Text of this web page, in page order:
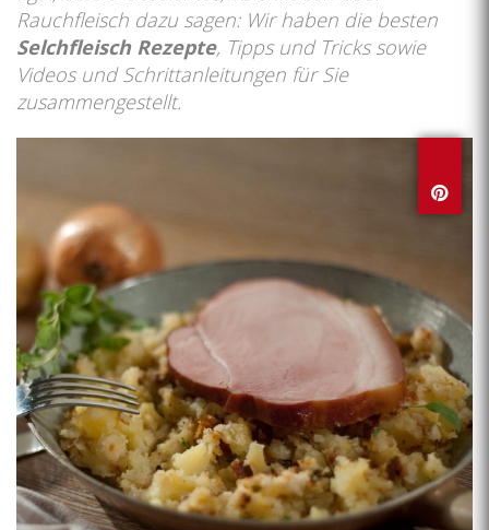
Rauchfleisch dazu sagen: Wir haben die besten
Selchfleisch Rezepte, Tipps und Tricks sowie
Videos und Schrittanleitungen für Sie
zusammengestellt.